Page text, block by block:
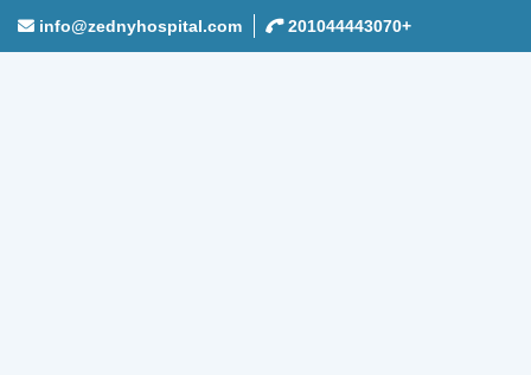
+201044443070
info@zednyhospital.com